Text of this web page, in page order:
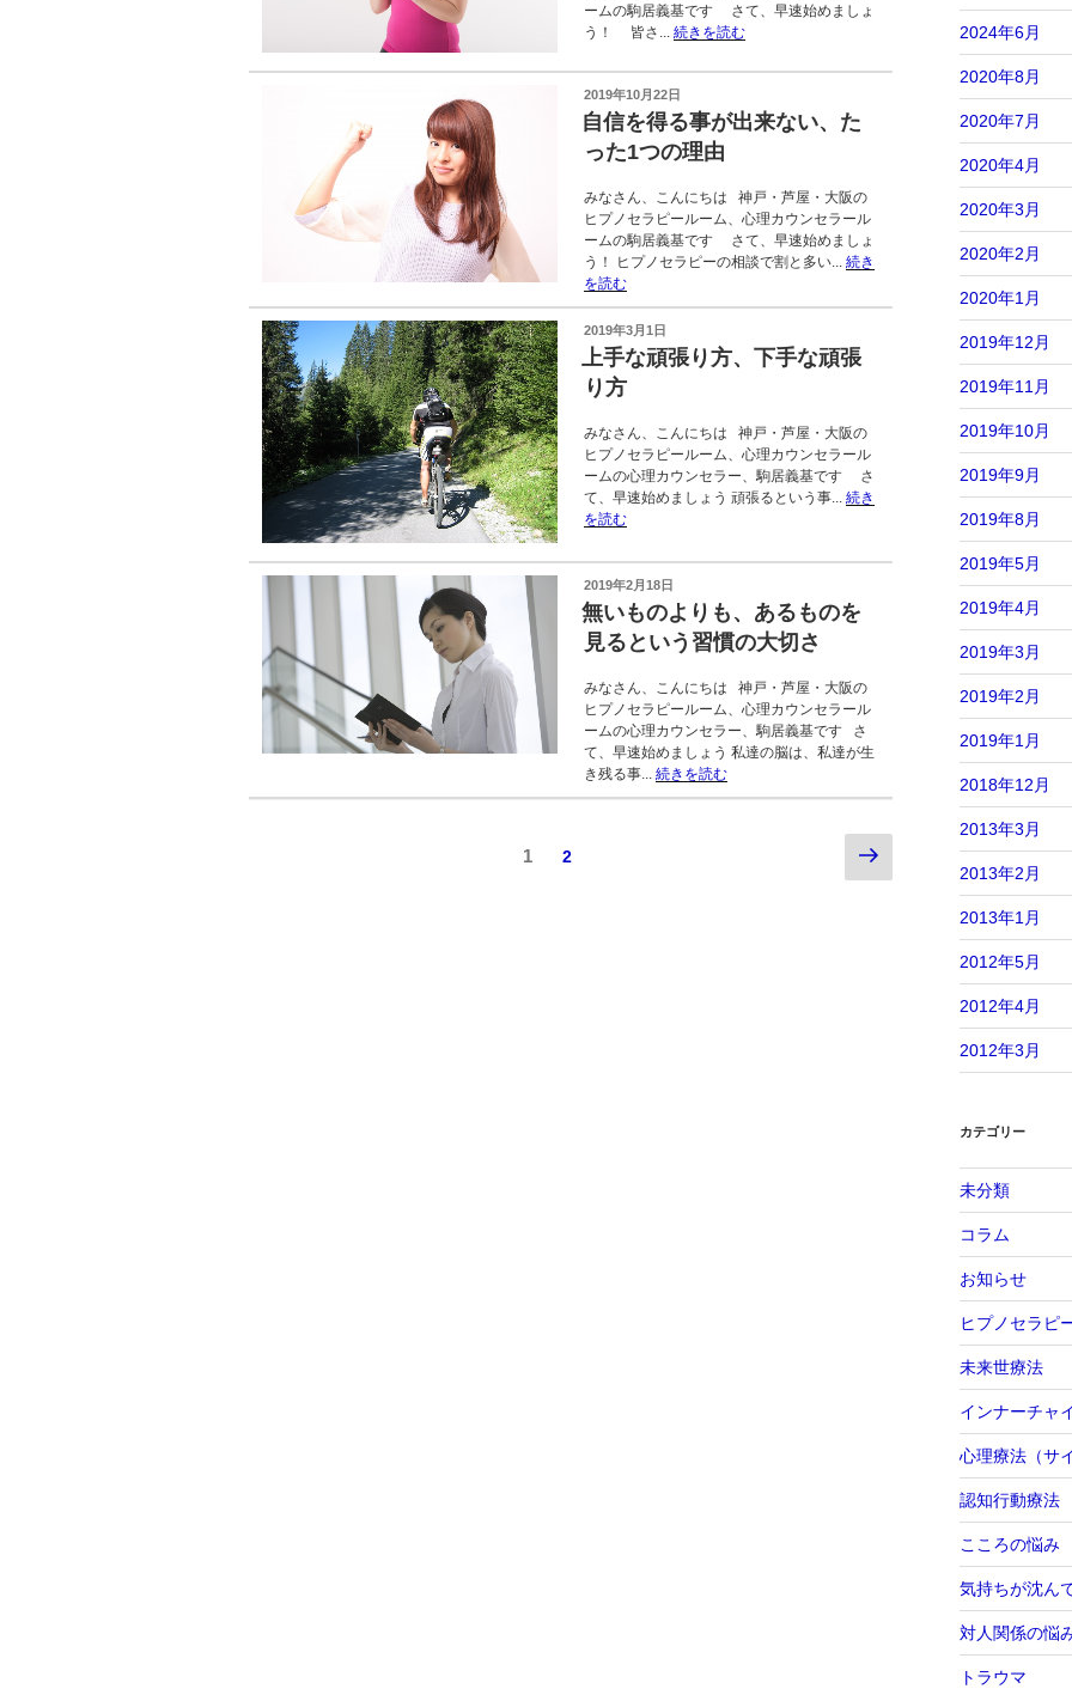
ームの駒居義基です さて、早速始めましょ
う！ 皆さ... 続きを読む
投
稿
日:
2019年10月22日
自信を得る事が出来ない、た
った1つの理由
みなさん、こんにちは 神戸・芦屋・大阪の
ヒプノセラピールーム、心理カウンセラール
ームの駒居義基です さて、早速始めましょ
う！ ヒプノセラピーの相談で割と多い... 続き
を読む
投
稿
日:
2019年3月1日
上手な頑張り方、下手な頑張
り方
みなさん、こんにちは 神戸・芦屋・大阪の
ヒプノセラピールーム、心理カウンセラール
ームの心理カウンセラー、駒居義基です さ
て、早速始めましょう 頑張るという事... 続き
を読む
投
稿
日:
2019年2月18日
無いものよりも、あるものを
見るという習慣の大切さ
みなさん、こんにちは 神戸・芦屋・大阪の
ヒプノセラピールーム、心理カウンセラール
ームの心理カウンセラー、駒居義基です さ
て、早速始めましょう 私達の脳は、私達が生
き残る事... 続きを読む
ペ
1
ペ
2
次
の
2024年6月
2020年8月
2020年7月
2020年4月
2020年3月
2020年2月
2020年1月
2019年12月
2019年11月
2019年10月
2019年9月
2019年8月
2019年5月
2019年4月
2019年3月
2019年2月
2019年1月
2018年12月
2013年3月
2013年2月
2013年1月
2012年5月
2012年4月
2012年3月
カテゴリー
未分類
コラム
お知らせ
ヒプノセラピ
未来世療法
インナーチャ
心理療法（サ
認知行動療法
こころの悩み
気持ちが沈ん
対人関係の悩
トラウマ